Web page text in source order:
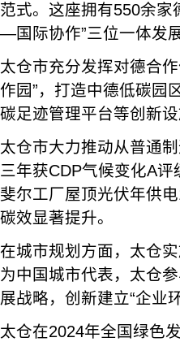
范式。这座拥有550余
—国际协作”三位一体发
太仓市充分发挥对德合
作园”，打造中德低碳园
碳足迹管理平台等创新
太仓市大力推动从普通
三年获CDP气候变化A
斐尔工厂屋顶光伏年供
碳效显著提升。
在城市规划方面，太仓
为中国城市代表，太仓
展战略，创新建立“企业
太仓在2024年全国绿色